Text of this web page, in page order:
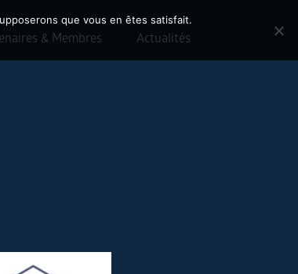
& Membres Actualités
que vous en êtes satisfait.